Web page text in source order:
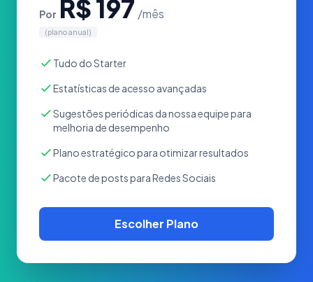
Por R$ 197 /mês
(plano anual)
Tudo do Starter
Estatísticas de acesso avançadas
Sugestões periódicas da nossa equipe para
melhoria de desempenho
Plano estratégico para otimizar resultados
Pacote de posts para Redes Sociais
Escolher Plano